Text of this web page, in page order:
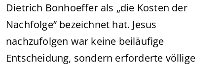
Dietrich Bonhoeffer als „die Kosten der
Nachfolge“ bezeichnet hat. Jesus
nachzufolgen war keine beiläufige
Entscheidung, sondern erforderte völlige